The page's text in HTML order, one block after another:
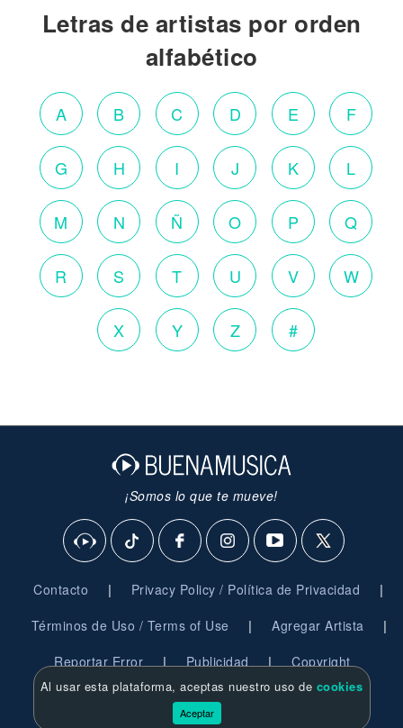
Letras de artistas por orden
alfabético
A B C D E F
G H I J K L
M N Ñ O P Q
R S T U V W
X Y Z #
¡Somos lo que te mueve!
Contacto | Privacy Policy / Política de Privacidad |
Términos de Uso / Terms of Use | Agregar Artista |
Reportar Error | Publicidad | Copyright
© 2026 BuenaMusica.com - Derechos Reservados
Al usar esta plataforma, aceptas nuestro uso de cookies
Aceptar